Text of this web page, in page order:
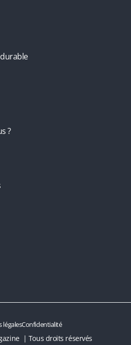
?
| Tous droits réservés
légalesConfidentialité